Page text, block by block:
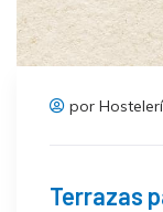
por
Terrazas